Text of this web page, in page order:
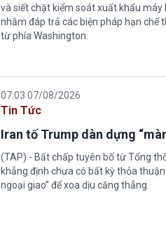
và siết chặt kiểm soát xuất khẩu máy
nhằm đáp trả các biện pháp hạn chế
từ phía Washington.
07:03 07/08/2026
Tin Tức
Iran tố Trump dàn dựng
(TAP) - Bất chấp tuyên bố từ Tổng
khẳng định chưa có bất kỳ thỏa
ngoại giao” để xoa dịu căng thẳng.